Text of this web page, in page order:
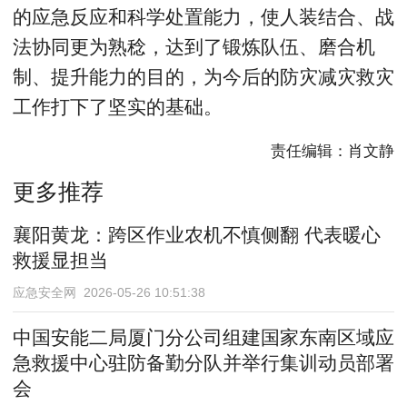
的应急反应和科学处置能力，使人装结合、战
法协同更为熟稔，达到了锻炼队伍、磨合机
制、提升能力的目的，为今后的防灾减灾救灾
工作打下了坚实的基础。
责任编辑：肖文静
更多推荐
襄阳黄龙：跨区作业农机不慎侧翻 代表暖心
救援显担当
应急安全网 2026-05-26 10:51:38
中国安能二局厦门分公司组建国家东南区域应
急救援中心驻防备勤分队并举行集训动员部署
会